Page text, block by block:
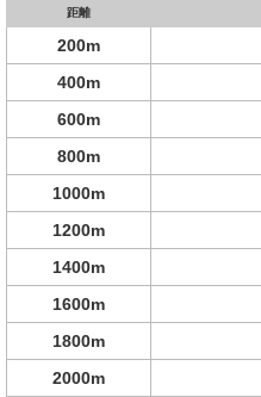
距離
200m
400m
600m
800m
1000m
1200m
1400m
1600m
1800m
2000m